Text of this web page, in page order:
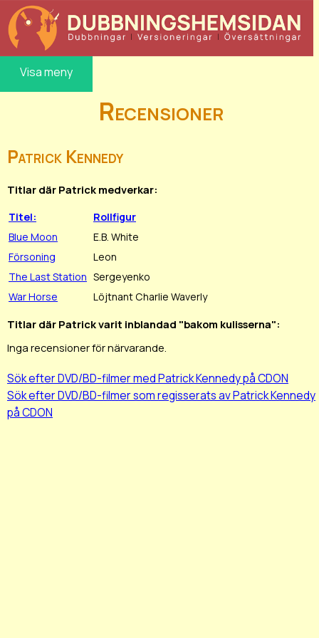
Visa meny
Recensioner
Patrick Kennedy
Titlar där Patrick medverkar:
Titel:
Rollfigur
Blue Moon
E.B. White
Försoning
Leon
The Last Station Sergeyenko
War Horse
Löjtnant Charlie Waverly
Titlar där Patrick varit inblandad "bakom kulisserna":
Inga recensioner för närvarande.
Sök efter DVD/BD-filmer med Patrick Kennedy på CDON
Sök efter DVD/BD-filmer som regisserats av Patrick Kennedy
på CDON